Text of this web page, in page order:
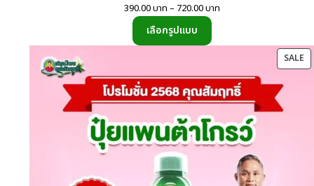
390.00บาท – 720.00บาทPrice
720.00
บาท
เลือกรูปแบบ
SALE